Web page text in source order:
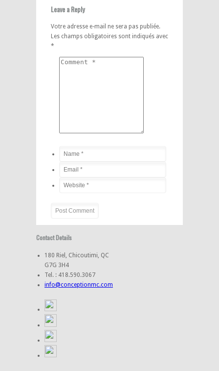
Leave a Reply
Votre adresse e-mail ne sera pas publiée.
Les champs obligatoires sont indiqués avec
*
Contact Details
180 Riel, Chicoutimi, QC
G7G 3H4
Tel. : 418.590.3067
info@conceptionmc.com